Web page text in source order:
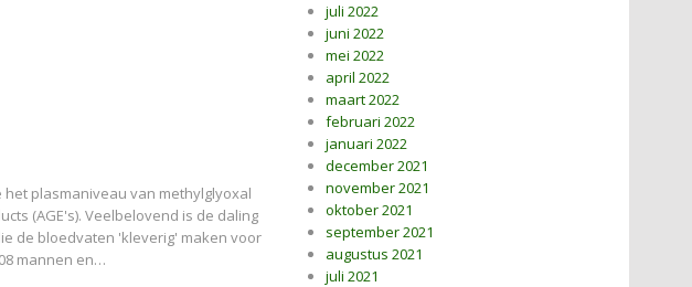
plasmaniveau van methylglyoxal
(AGE's). Veelbelovend is de daling
de bloedvaten 'kleverig' maken voor
mannen en…
juli 2022
juni 2022
mei 2022
april 2022
maart 2022
februari 2022
januari 2022
december 2021
november 2021
oktober 2021
september 2021
augustus 2021
juli 2021